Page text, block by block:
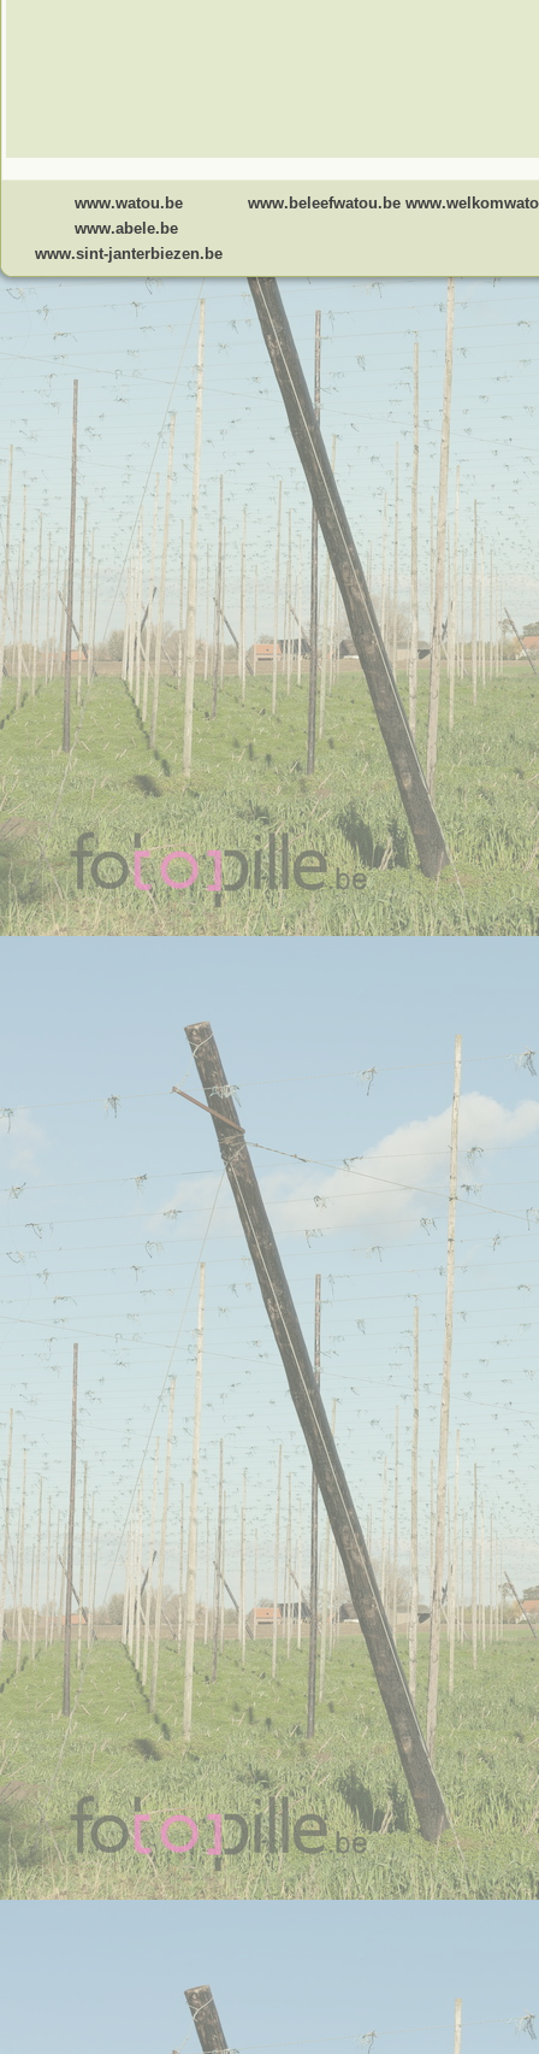
www.watou.be
www.abele.be
www.sint-janterbiezen.be
www.beleefwatou.be